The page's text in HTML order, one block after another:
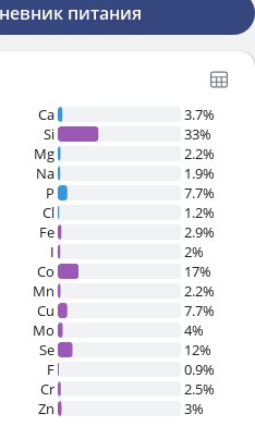
питания
Ca
3.7%
Si
33%
Mg
2.2%
Na
1.9%
P
7.7%
Cl
1.2%
Fe
2.9%
I
2%
Co
17%
Mn
2.2%
Cu
7.7%
Mo
4%
Se
12%
F
0.9%
Cr
2.5%
Zn
3%